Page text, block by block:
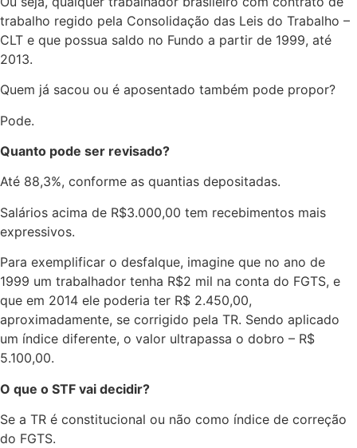
trabalho regido pela Consolidação das Leis do Trabalho –
CLT e que possua saldo no Fundo a partir de 1999, até
2013.
Quem já sacou ou é aposentado também pode propor?
Pode.
Quanto pode ser revisado?
Até 88,3%, conforme as quantias depositadas.
Salários acima de R$3.000,00 tem recebimentos mais
expressivos.
Para exemplificar o desfalque, imagine que no ano de
1999 um trabalhador tenha R$2 mil na conta do FGTS, e
que em 2014 ele poderia ter R$ 2.450,00,
aproximadamente, se corrigido pela TR. Sendo aplicado
um índice diferente, o valor ultrapassa o dobro – R$
5.100,00.
O que o STF vai decidir?
Se a TR é constitucional ou não como índice de correção
do FGTS.